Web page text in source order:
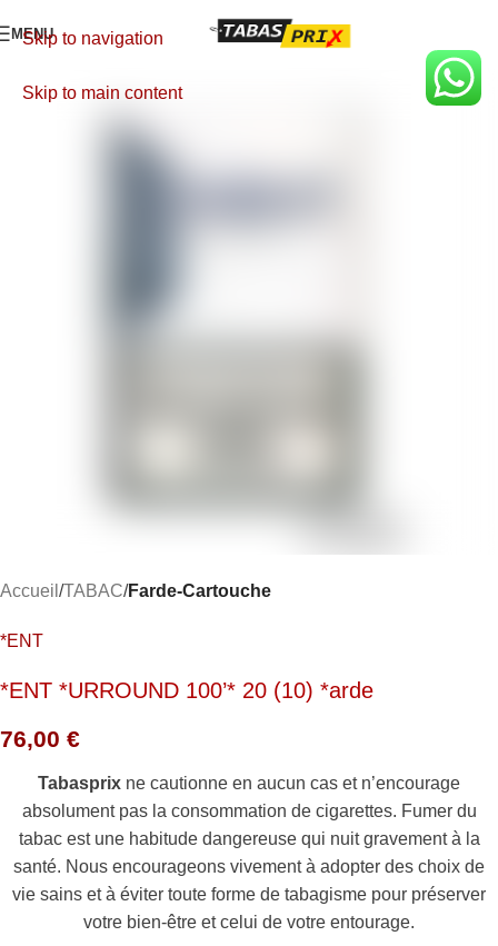
Skip to navigation
Skip to main content
MENU
Accueil TABAC Farde-Cartouche
*ENT
*ENT *URROUND 100’* 20 (10) *arde
76,00 €
Tabasprix ne cautionne en aucun cas et n’encourage
absolument pas la consommation de cigarettes. Fumer du
tabac est une habitude dangereuse qui nuit gravement à la
santé. Nous encourageons vivement à adopter des choix de
vie sains et à éviter toute forme de tabagisme pour préserver
votre bien-être et celui de votre entourage.